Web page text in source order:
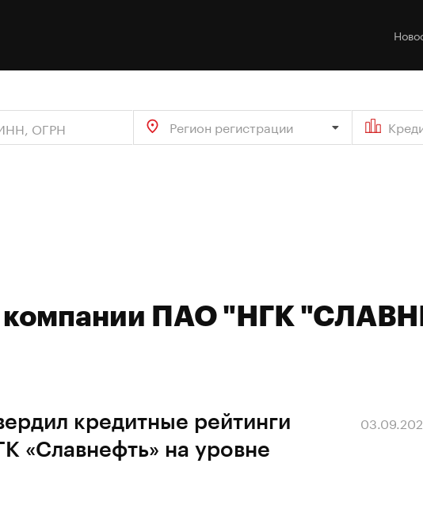
Регион регистрации
компании ПАО "НГК
кредитные рейтинги
«Славнефть» на уровне